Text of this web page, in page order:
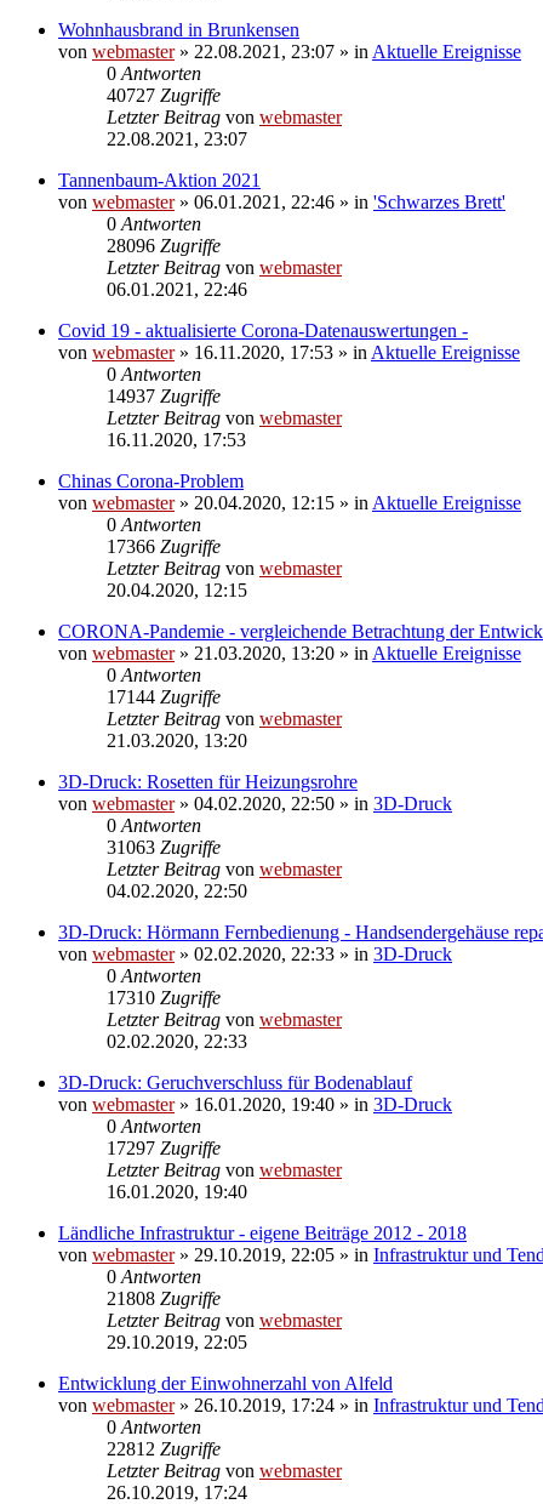
Wohnhausbrand in Brunkensen
von webmaster» 22.08.2021, 23:07 » in Aktuelle Ereignisse
0 Antworten
40727 Zugriffe
Letzter Beitrag von webmaster
22.08.2021, 23:07
Tannenbaum-Aktion 2021
von webmaster» 06.01.2021, 22:46 » in 'Schwarzes Brett'
0 Antworten
28096 Zugriffe
Letzter Beitrag von webmaster
06.01.2021, 22:46
Covid 19 - aktualisierte Corona-Datenauswertungen -
von webmaster» 16.11.2020, 17:53 » in Aktuelle Ereignisse
0 Antworten
14937 Zugriffe
Letzter Beitrag von webmaster
16.11.2020, 17:53
Chinas Corona-Problem
von webmaster» 20.04.2020, 12:15 » in Aktuelle Ereignisse
0 Antworten
17366 Zugriffe
Letzter Beitrag von webmaster
20.04.2020, 12:15
CORONA-Pandemie - vergleichende Betrachtung der
von webmaster» 21.03.2020, 13:20 » in Aktuelle Ereignisse
0 Antworten
17144 Zugriffe
Letzter Beitrag von webmaster
21.03.2020, 13:20
3D-Druck: Rosetten für Heizungsrohre
von webmaster» 04.02.2020, 22:50 » in 3D-Druck
0 Antworten
31063 Zugriffe
Letzter Beitrag von webmaster
04.02.2020, 22:50
3D-Druck: Hörmann Fernbedienung - Handsendergehäuse
von webmaster» 02.02.2020, 22:33 » in 3D-Druck
0 Antworten
17310 Zugriffe
Letzter Beitrag von webmaster
02.02.2020, 22:33
3D-Druck: Geruchverschluss für Bodenablauf
von webmaster» 16.01.2020, 19:40 » in 3D-Druck
0 Antworten
17297 Zugriffe
Letzter Beitrag von webmaster
16.01.2020, 19:40
Ländliche Infrastruktur - eigene Beiträge 2012 - 2018
von webmaster» 29.10.2019, 22:05 » in Infrastruktur und
0 Antworten
21808 Zugriffe
Letzter Beitrag von webmaster
29.10.2019, 22:05
Entwicklung der Einwohnerzahl von Alfeld
von webmaster» 26.10.2019, 17:24 » in Infrastruktur und
0 Antworten
22812 Zugriffe
Letzter Beitrag von webmaster
26.10.2019, 17:24